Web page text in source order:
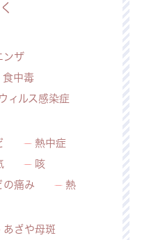
ンザ
食中毒
ィルス感染症
熱中症
咳
の痛み 熱
あざや母斑